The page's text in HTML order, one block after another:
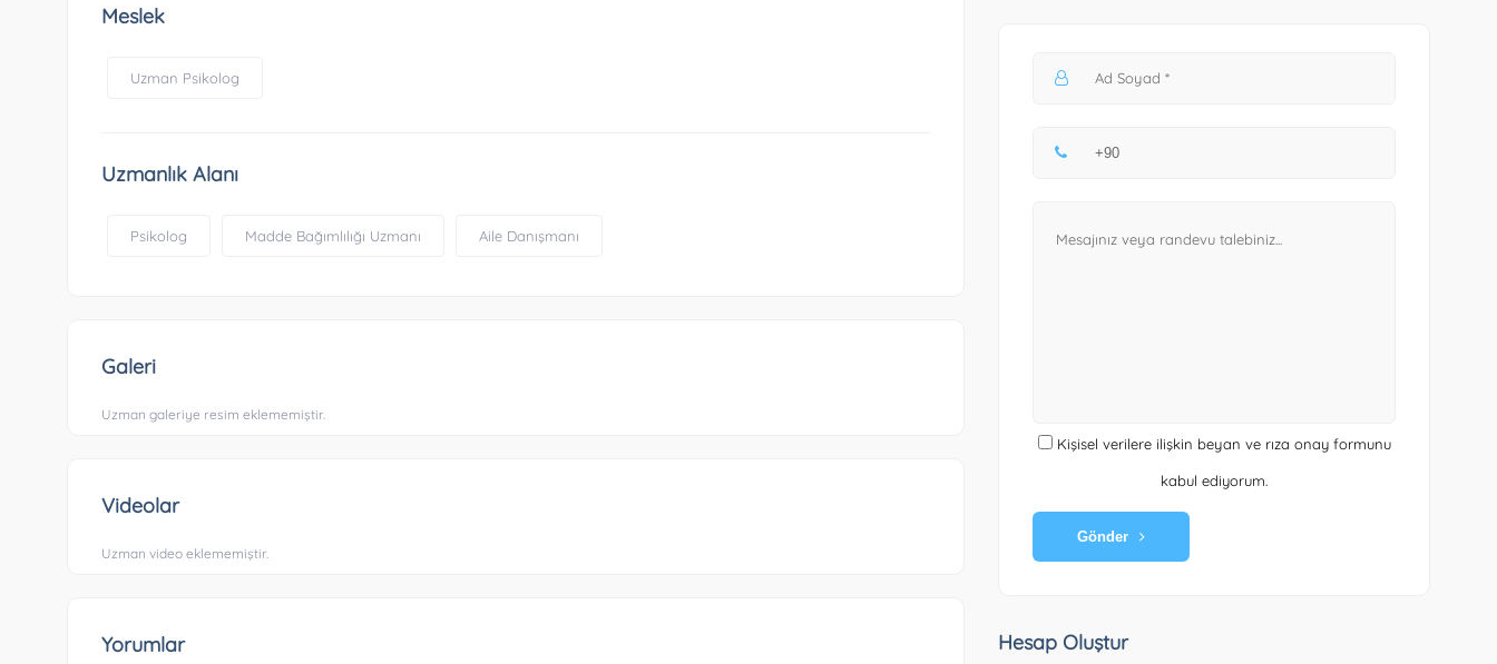
Meslek
Uzman Psikolog
Uzmanlık Alanı
Psikolog Madde Bağımlılığı Uzmanı Aile Danışmanı
Galeri
Uzman galeriye resim eklememiştir.
Videolar
Uzman video eklememiştir.
Yorumlar
Kişisel verilere ilişkin beyan ve rıza onay formunu
kabul ediyorum.
Gönder
Hesap Oluştur